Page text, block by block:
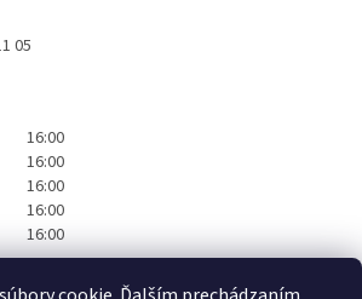
05
16:00
16:00
16:00
16:00
16:00